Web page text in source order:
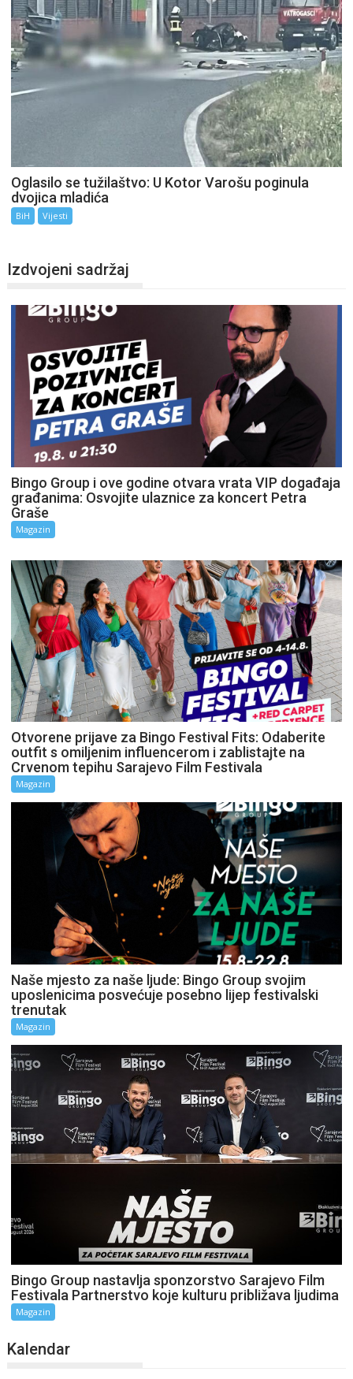
Oglasilo se tužilaštvo: U Kotor Varošu poginula
dvojica mladića
BiH Vijesti
Izdvojeni sadržaj
Bingo Group i ove godine otvara vrata VIP događaja
građanima: Osvojite ulaznice za koncert Petra
Graše
Magazin
Otvorene prijave za Bingo Festival Fits: Odaberite
outfit s omiljenim influencerom i zablistajte na
Crvenom tepihu Sarajevo Film Festivala
Magazin
Naše mjesto za naše ljude: Bingo Group svojim
uposlenicima posvećuje posebno lijep festivalski
trenutak
Magazin
Bingo Group nastavlja sponzorstvo Sarajevo Film
Festivala Partnerstvo koje kulturu približava ljudima
Magazin
Kalendar